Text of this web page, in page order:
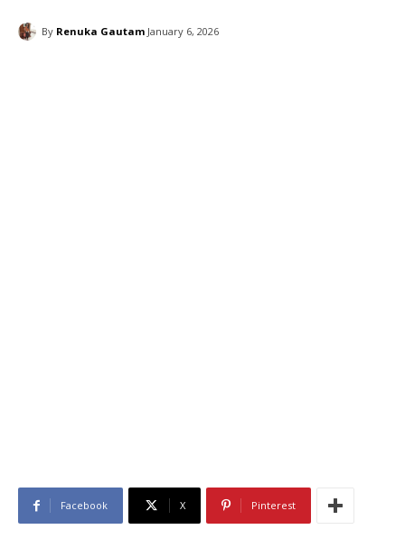
By Renuka Gautam January 6, 2026
Facebook X Pinterest